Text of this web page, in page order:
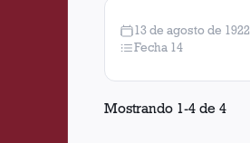
13 de agosto de 1922
Fecha 14
Mostrando 1-4 de 4